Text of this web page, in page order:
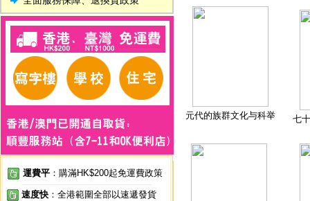
運費平 ：購滿HK$200起免運費政策
速度快 ：全港範圍全部以速遞發貨
元代的族群文化与科举 七